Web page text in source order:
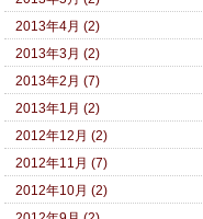
2013年4月 (2)
2013年3月 (2)
2013年2月 (7)
2013年1月 (2)
2012年12月 (2)
2012年11月 (7)
2012年10月 (2)